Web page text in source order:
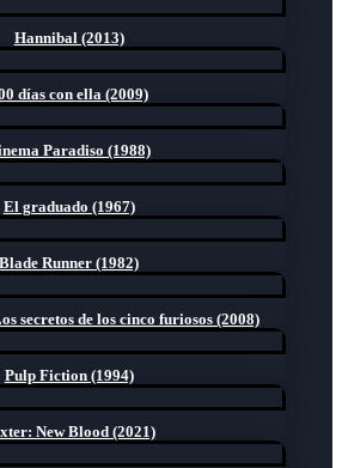
Hannibal (2013)
días con ella (2009)
Paradiso (1988)
El graduado (1967)
Blade Runner (1982)
secretos de los cinco furiosos (2008)
Pulp Fiction (1994)
New Blood (2021)